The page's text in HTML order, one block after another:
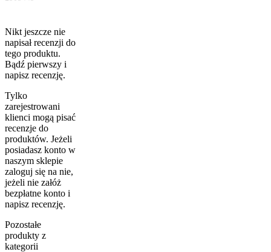
Nikt jeszcze nie
napisał recenzji do
tego produktu.
Bądź pierwszy i
napisz recenzję.
Tylko
zarejestrowani
klienci mogą pisać
recenzje do
produktów. Jeżeli
posiadasz konto w
naszym sklepie
zaloguj się na nie,
jeżeli nie załóż
bezpłatne konto i
napisz recenzję.
Pozostałe
produkty z
kategorii